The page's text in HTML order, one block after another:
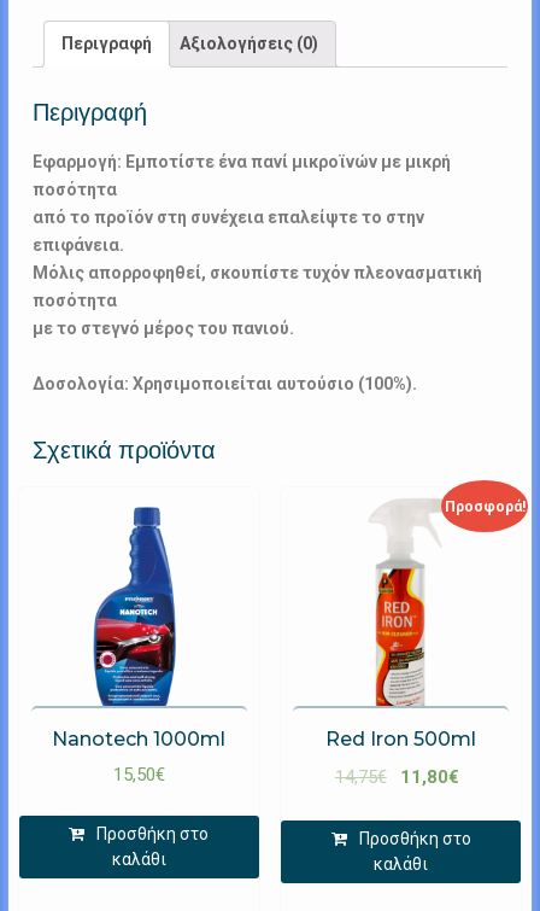
Περιγραφή Αξιολογήσεις (0)
Περιγραφή
Εφαρμογή: Εμποτίστε ένα πανί μικροϊνών με μικρή
ποσότητα
από το προϊόν στη συνέχεια επαλείψτε το στην
επιφάνεια.
Μόλις απορροφηθεί, σκουπίστε τυχόν πλεονασματική
ποσότητα
με το στεγνό μέρος του πανιού.
Δοσολογία: Χρησιμοποιείται αυτούσιο (100%).
Σχετικά προϊόντα
Nanotech 1000ml
15,50€
Προσθήκη στο
καλάθι
Προσφορά!
Red Iron 500ml
14,75€ 11,80€
Προσθήκη στο
καλάθι